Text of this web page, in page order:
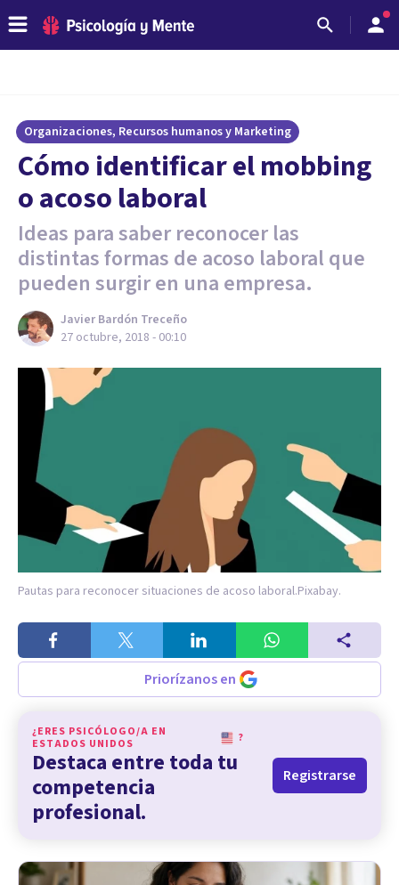
Organizaciones, Recursos humanos y Marketing
Cómo identificar el mobbing
o acoso laboral
Ideas para saber reconocer las
distintas formas de acoso laboral que
pueden surgir en una empresa.
Javier Bardón Treceño
27 octubre, 2018 - 00:10
Pautas para reconocer situaciones de acoso laboral.Pixabay.
Priorízanos en
¿ERES PSICÓLOGO/A EN
ESTADOS UNIDOS
?
Destaca entre toda tu
competencia
profesional.
Registrarse